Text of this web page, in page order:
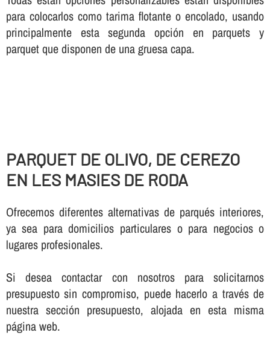
para colocarlos como tarima flotante o encolado, usando
principalmente esta segunda opción en parquets y
parquet que disponen de una gruesa capa.
PARQUET DE OLIVO, DE CEREZO
EN LES MASIES DE RODA
Ofrecemos diferentes alternativas de parqués interiores,
ya sea para domicilios particulares o para negocios o
lugares profesionales.
Si desea contactar con nosotros para solicitarnos
presupuesto sin compromiso, puede hacerlo a través de
nuestra sección presupuesto, alojada en esta misma
página web.